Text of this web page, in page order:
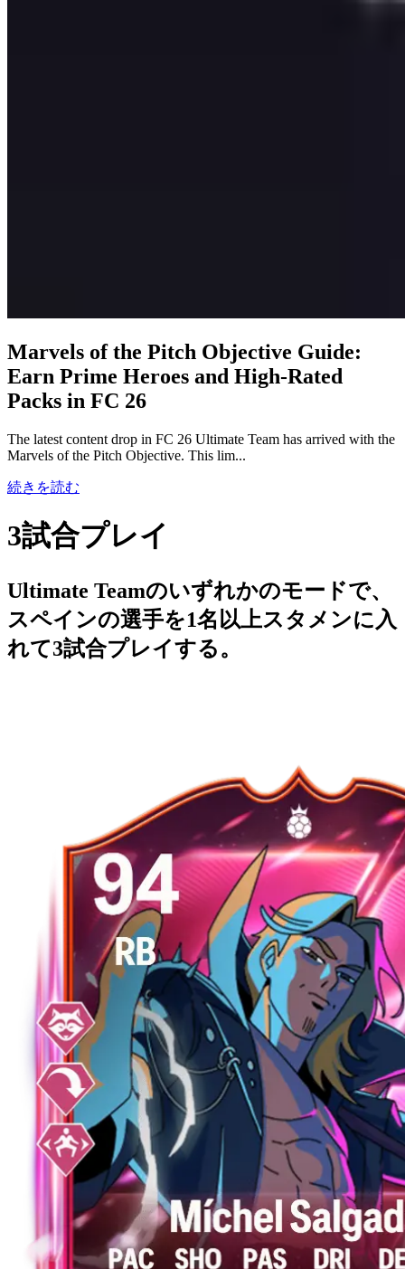
Marvels of the Pitch Objective Guide:
Earn Prime Heroes and High-Rated
Packs in FC 26
The latest content drop in FC 26 Ultimate Team has arrived with the
Marvels of the Pitch Objective. This lim...
続きを読む
3試合プレイ
Ultimate Teamのいずれかのモードで、
スペインの選手を1名以上スタメンに入
れて3試合プレイする。